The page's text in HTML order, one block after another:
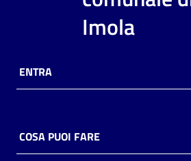
Imola
ENTRA
COSA PUOI FARE